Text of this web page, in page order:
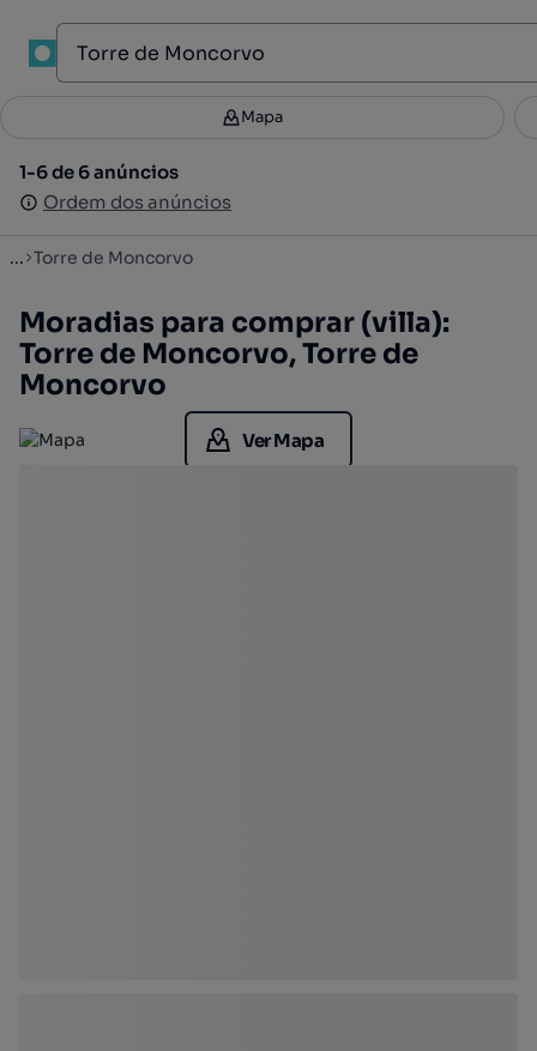
Filtros 3
1-6 de 6 anúncios
Ordem dos anúncios
Mapa
1-6 de 6 anúncios
Ordem dos anúncios
... Torre de Moncorvo
Moradias para comprar (villa):
Torre de Moncorvo, Torre de
Moncorvo
Ver Mapa